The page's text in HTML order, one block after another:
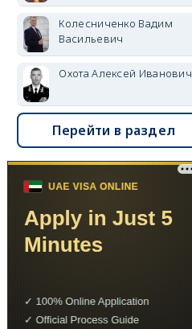
Колесниченко Вадим
Васильевич
Охота Алексей Иванович
Перейти в раздел